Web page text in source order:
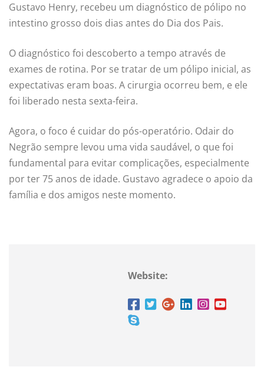
Gustavo Henry, recebeu um diagnóstico de pólipo no
intestino grosso dois dias antes do Dia dos Pais.
O diagnóstico foi descoberto a tempo através de
exames de rotina. Por se tratar de um pólipo inicial, as
expectativas eram boas. A cirurgia ocorreu bem, e ele
foi liberado nesta sexta-feira.
Agora, o foco é cuidar do pós-operatório. Odair do
Negrão sempre levou uma vida saudável, o que foi
fundamental para evitar complicações, especialmente
por ter 75 anos de idade. Gustavo agradece o apoio da
família e dos amigos neste momento.
Website: